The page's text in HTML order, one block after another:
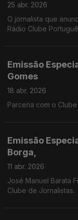
25 abr. 2026
O jornalista que
Rádio Clube
Emissão
Gomes
18 abr. 2026
Parceria com o
Emissão
Borga,
11 abr. 2026
José Manuel Barata
Clube de Jornalistas.